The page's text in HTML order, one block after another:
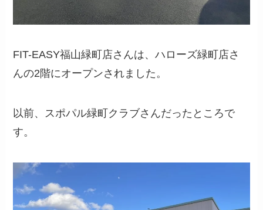
FIT-EASY福山緑町店さんは、ハローズ緑町店さ
んの2階にオープンされました。
以前、スポパル緑町クラブさんだったところで
す。